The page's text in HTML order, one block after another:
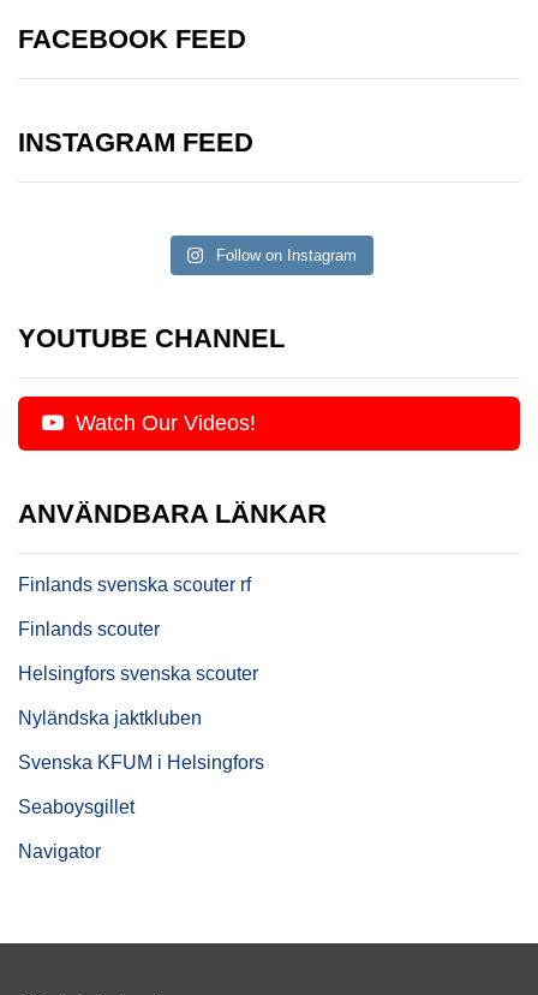
FACEBOOK FEED
INSTAGRAM FEED
Follow on Instagram
YOUTUBE CHANNEL
Watch Our Videos!
ANVÄNDBARA LÄNKAR
Finlands svenska scouter rf
Finlands scouter
Helsingfors svenska scouter
Nyländska jaktkluben
Svenska KFUM i Helsingfors
Seaboysgillet
Navigator